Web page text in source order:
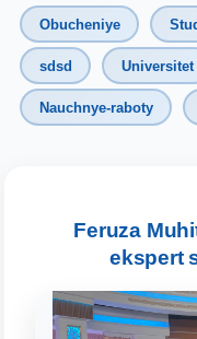
Obucheniye
sdsd Universitet
Nauchnye-raboty
Feruza
ekspert
Чат приёмной
Онлайн
Оставляйте здесь
Выберите тему —